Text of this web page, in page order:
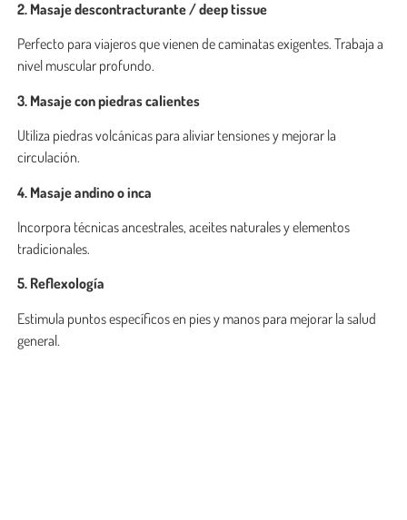
2. Masaje descontracturante / deep tissue
Perfecto para viajeros que vienen de caminatas exigentes. Trabaja a
nivel muscular profundo.
3. Masaje con piedras calientes
Utiliza piedras volcánicas para aliviar tensiones y mejorar la
circulación.
4. Masaje andino o inca
Incorpora técnicas ancestrales, aceites naturales y elementos
tradicionales.
5. Reflexología
Estimula puntos específicos en pies y manos para mejorar la salud
general.